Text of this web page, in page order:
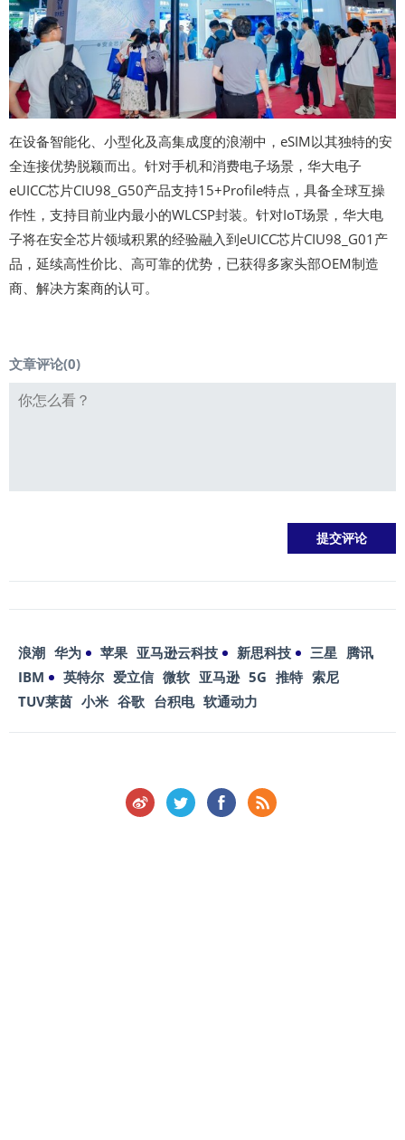
在设备智能化、小型化及高集成度的浪潮中，eSIM以其独特的安
全连接优势脱颖而出。针对手机和消费电子场景，华大电子
eUICC芯片CIU98_G50产品支持15+Profile特点，具备全球互操
作性，支持目前业内最小的WLCSP封装。针对IoT场景，华大电
子将在安全芯片领域积累的经验融入到eUICC芯片CIU98_G01产
品，延续高性价比、高可靠的优势，已获得多家头部OEM制造
商、解决方案商的认可。
文章评论(0)
浪潮 华为 苹果 亚马逊云科技 新思科技 三星 腾讯
IBM
英特尔 爱立信 微软 亚马逊 5G 推特 索尼
TUV莱茵 小米 谷歌 台积电 软通动力